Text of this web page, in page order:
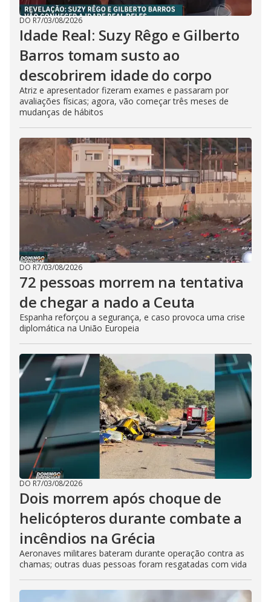
DO R7/03/08/2026
Idade Real: Suzy Rêgo e Gilberto
Barros tomam susto ao
descobrirem idade do corpo
Atriz e apresentador fizeram exames e passaram por
avaliações físicas; agora, vão começar três meses de
mudanças de hábitos
DO R7/03/08/2026
72 pessoas morrem na tentativa
de chegar a nado a Ceuta
Espanha reforçou a segurança, e caso provoca uma crise
diplomática na União Europeia
DO R7/03/08/2026
Dois morrem após choque de
helicópteros durante combate a
incêndios na Grécia
Aeronaves militares bateram durante operação contra as
chamas; outras duas pessoas foram resgatadas com vida